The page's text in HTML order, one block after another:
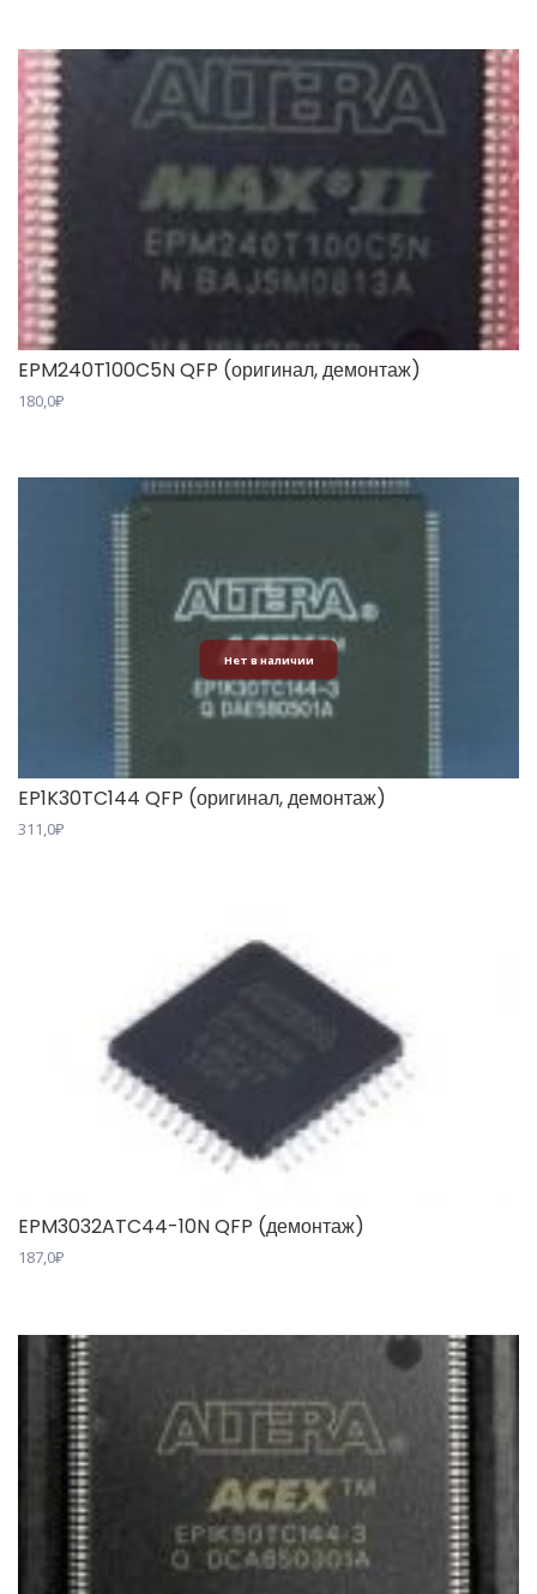
EPM240T100C5N QFP (оригинал, демонтаж)
180,0₽
Нет в наличии
EP1K30TC144 QFP (оригинал, демонтаж)
311,0₽
EPM3032ATC44-10N QFP (демонтаж)
187,0₽